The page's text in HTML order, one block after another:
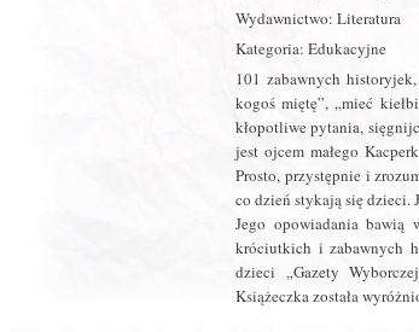
Wydawnictwo: Literatura
Kategoria: Edukacyjne
101 zabawnych
kogoś miętę”, „mieć
kłopotliwe pytania,
jest ojcem małego
Prosto, przystępnie i
co dzień stykają się dzieci.
Jego opowiadania
króciutkich i zabawnych
dzieci „Gazety
Książeczka została